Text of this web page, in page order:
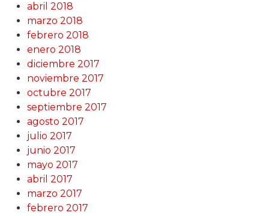
abril 2018
marzo 2018
febrero 2018
enero 2018
diciembre 2017
noviembre 2017
octubre 2017
septiembre 2017
agosto 2017
julio 2017
junio 2017
mayo 2017
abril 2017
marzo 2017
febrero 2017